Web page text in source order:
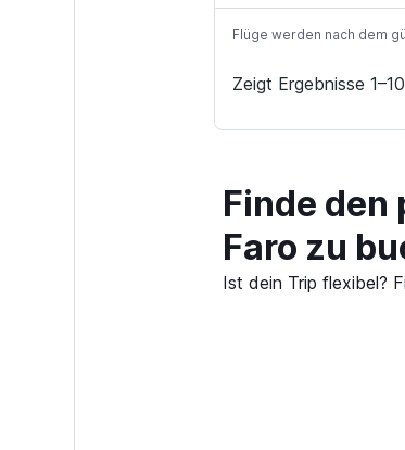
Flüge werden nach dem
Zeigt Ergebnisse
Finde den
Faro zu
Ist dein Trip flexibel?